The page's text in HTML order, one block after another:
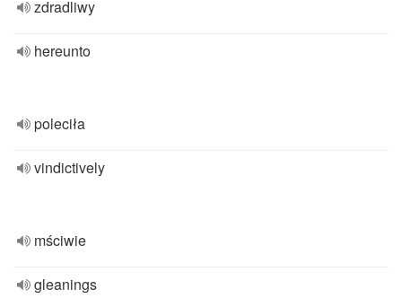
zdradliwy
hereunto
poleciła
vindictively
mściwie
gleanings